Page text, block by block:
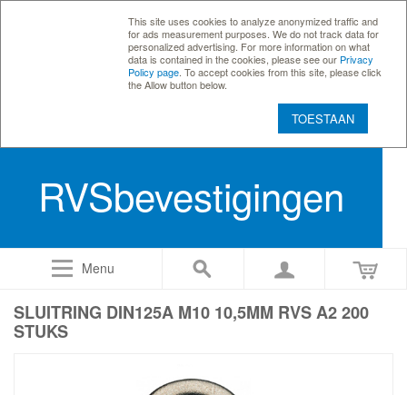
This site uses cookies to analyze anonymized traffic and
for ads measurement purposes. We do not track data for
personalized advertising. For more information on what
data is contained in the cookies, please see our Privacy
Policy page . To accept cookies from this site, please click
the Allow button below.
TOESTAAN
RVSbevestigingen
Menu
SLUITRING DIN125A M10 10,5MM RVS A2 200
STUKS